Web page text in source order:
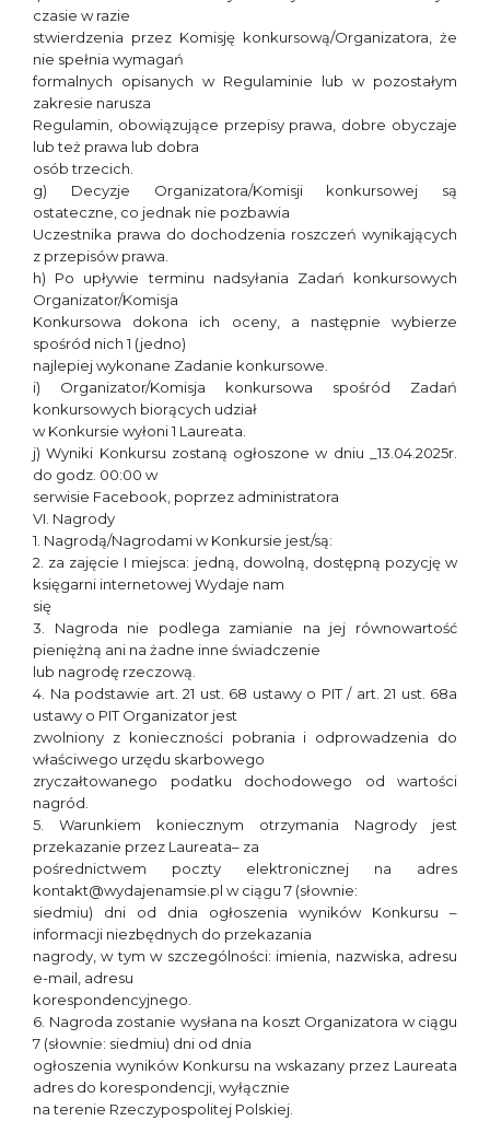
czasie w razie
stwierdzenia przez Komisję konkursową/Organizatora, że
nie spełnia wymagań
formalnych opisanych w Regulaminie lub w pozostałym
zakresie narusza
Regulamin, obowiązujące przepisy prawa, dobre obyczaje
lub też prawa lub dobra
osób trzecich.
g) Decyzje Organizatora/Komisji konkursowej są
ostateczne, co jednak nie pozbawia
Uczestnika prawa do dochodzenia roszczeń wynikających
z przepisów prawa.
h) Po upływie terminu nadsyłania Zadań konkursowych
Organizator/Komisja
Konkursowa dokona ich oceny, a następnie wybierze
spośród nich 1 (jedno)
najlepiej wykonane Zadanie konkursowe.
i) Organizator/Komisja konkursowa spośród Zadań
konkursowych biorących udział
w Konkursie wyłoni 1 Laureata.
j) Wyniki Konkursu zostaną ogłoszone w dniu _13.04.2025r.
do godz. 00:00 w
serwisie Facebook, poprzez administratora
VI. Nagrody
1. Nagrodą/Nagrodami w Konkursie jest/są:
2. za zajęcie I miejsca: jedną, dowolną, dostępną pozycję w
księgarni internetowej Wydaje nam
się
3. Nagroda nie podlega zamianie na jej równowartość
pieniężną ani na żadne inne świadczenie
lub nagrodę rzeczową.
4. Na podstawie art. 21 ust. 68 ustawy o PIT / art. 21 ust. 68a
ustawy o PIT Organizator jest
zwolniony z konieczności pobrania i odprowadzenia do
właściwego urzędu skarbowego
zryczałtowanego podatku dochodowego od wartości
nagród.
5. Warunkiem koniecznym otrzymania Nagrody jest
przekazanie przez Laureata– za
pośrednictwem poczty elektronicznej na adres
kontakt@wydajenamsie.pl w ciągu 7 (słownie:
siedmiu) dni od dnia ogłoszenia wyników Konkursu –
informacji niezbędnych do przekazania
nagrody, w tym w szczególności: imienia, nazwiska, adresu
e-mail, adresu
korespondencyjnego.
6. Nagroda zostanie wysłana na koszt Organizatora w ciągu
7 (słownie: siedmiu) dni od dnia
ogłoszenia wyników Konkursu na wskazany przez Laureata
adres do korespondencji, wyłącznie
na terenie Rzeczypospolitej Polskiej.